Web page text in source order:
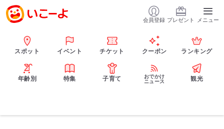
会員登録 プレゼント メニュー
スポット イベント チケット クーポン ランキング
年齢別 特集 子育て
おでかけ
ニュース
観光